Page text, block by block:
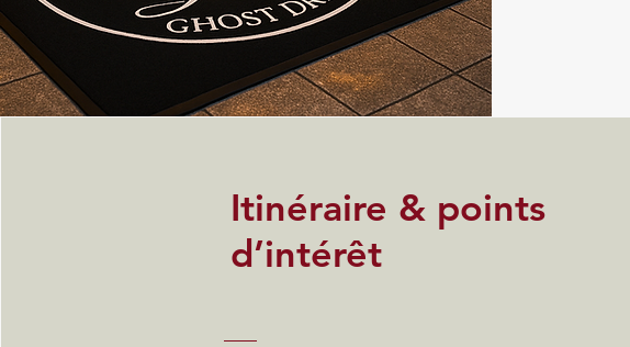
Itinéraire & points
d’intérêt